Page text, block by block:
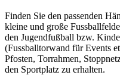
Finden Sie den passenden
kleine und große
den Jugendfußball bzw.
(Fussballtorwand für Events
Pfosten, Torrahmen,
den Sportplatz zu erhalten.